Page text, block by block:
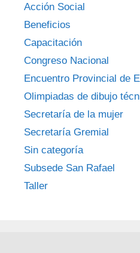
Acción Social
Beneficios
Capacitación
Congreso Nacional
Encuentro Provincial de
Olimpiadas de dibujo
Secretaría de la mujer
Secretaría Gremial
Sin categoría
Subsede San Rafael
Taller